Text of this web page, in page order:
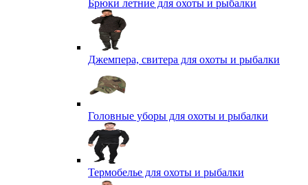
Брюки летние для охоты и рыбалки
Джемпера, свитера для охоты и рыбалки
Головные уборы для охоты и рыбалки
Термобелье для охоты и рыбалки